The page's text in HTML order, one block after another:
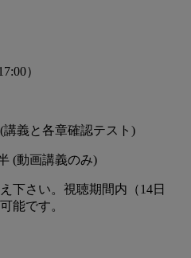
）
義と各章確認テスト)
(動画講義のみ)
下さい。視聴期間内（14日
能です。